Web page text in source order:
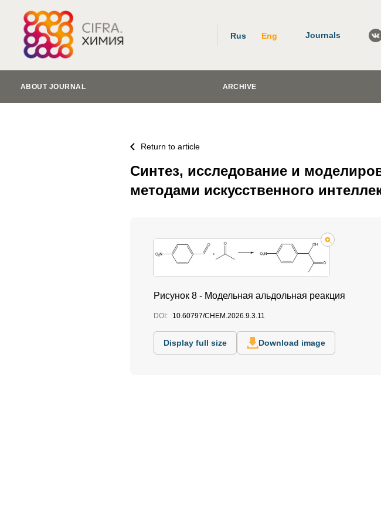
Rus Eng Journals
ABOUT JOURNAL ARCHIVE
Return to article
Синтез, исследование и
методами искусственного
Рисунок 8 - Модельная альдольная реакция
DOI: 10.60797/CHEM.2026.9.3.11
Display full size Download image